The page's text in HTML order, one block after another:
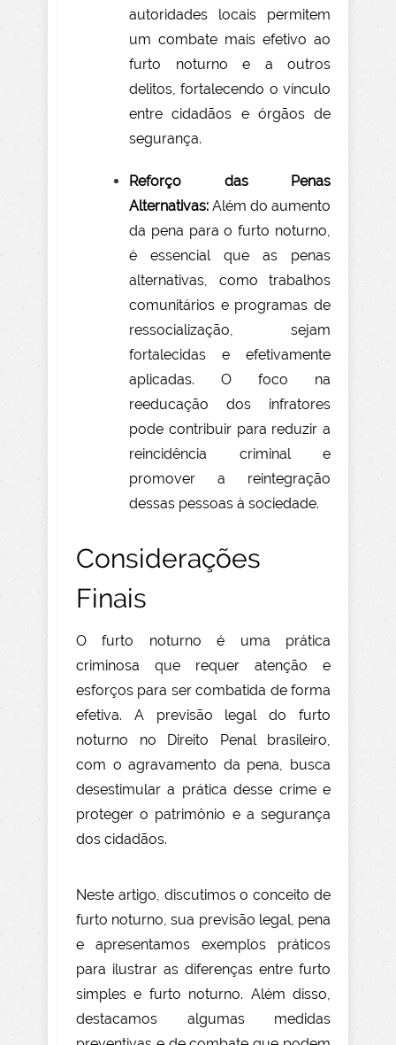
autoridades locais permitem
um combate mais efetivo ao
furto noturno e a outros
delitos, fortalecendo o vínculo
entre cidadãos e órgãos de
segurança.
Reforço das Penas
Alternativas: Além do aumento
da pena para o furto noturno,
é essencial que as penas
alternativas, como trabalhos
comunitários e programas de
ressocialização, sejam
fortalecidas e efetivamente
aplicadas. O foco na
reeducação dos infratores
pode contribuir para reduzir a
reincidência criminal e
promover a reintegração
dessas pessoas à sociedade.
Considerações
Finais
O furto noturno é uma prática
criminosa que requer atenção e
esforços para ser combatida de forma
efetiva. A previsão legal do furto
noturno no Direito Penal brasileiro,
com o agravamento da pena, busca
desestimular a prática desse crime e
proteger o patrimônio e a segurança
dos cidadãos.
Neste artigo, discutimos o conceito de
furto noturno, sua previsão legal, pena
e apresentamos exemplos práticos
para ilustrar as diferenças entre furto
simples e furto noturno. Além disso,
destacamos algumas medidas